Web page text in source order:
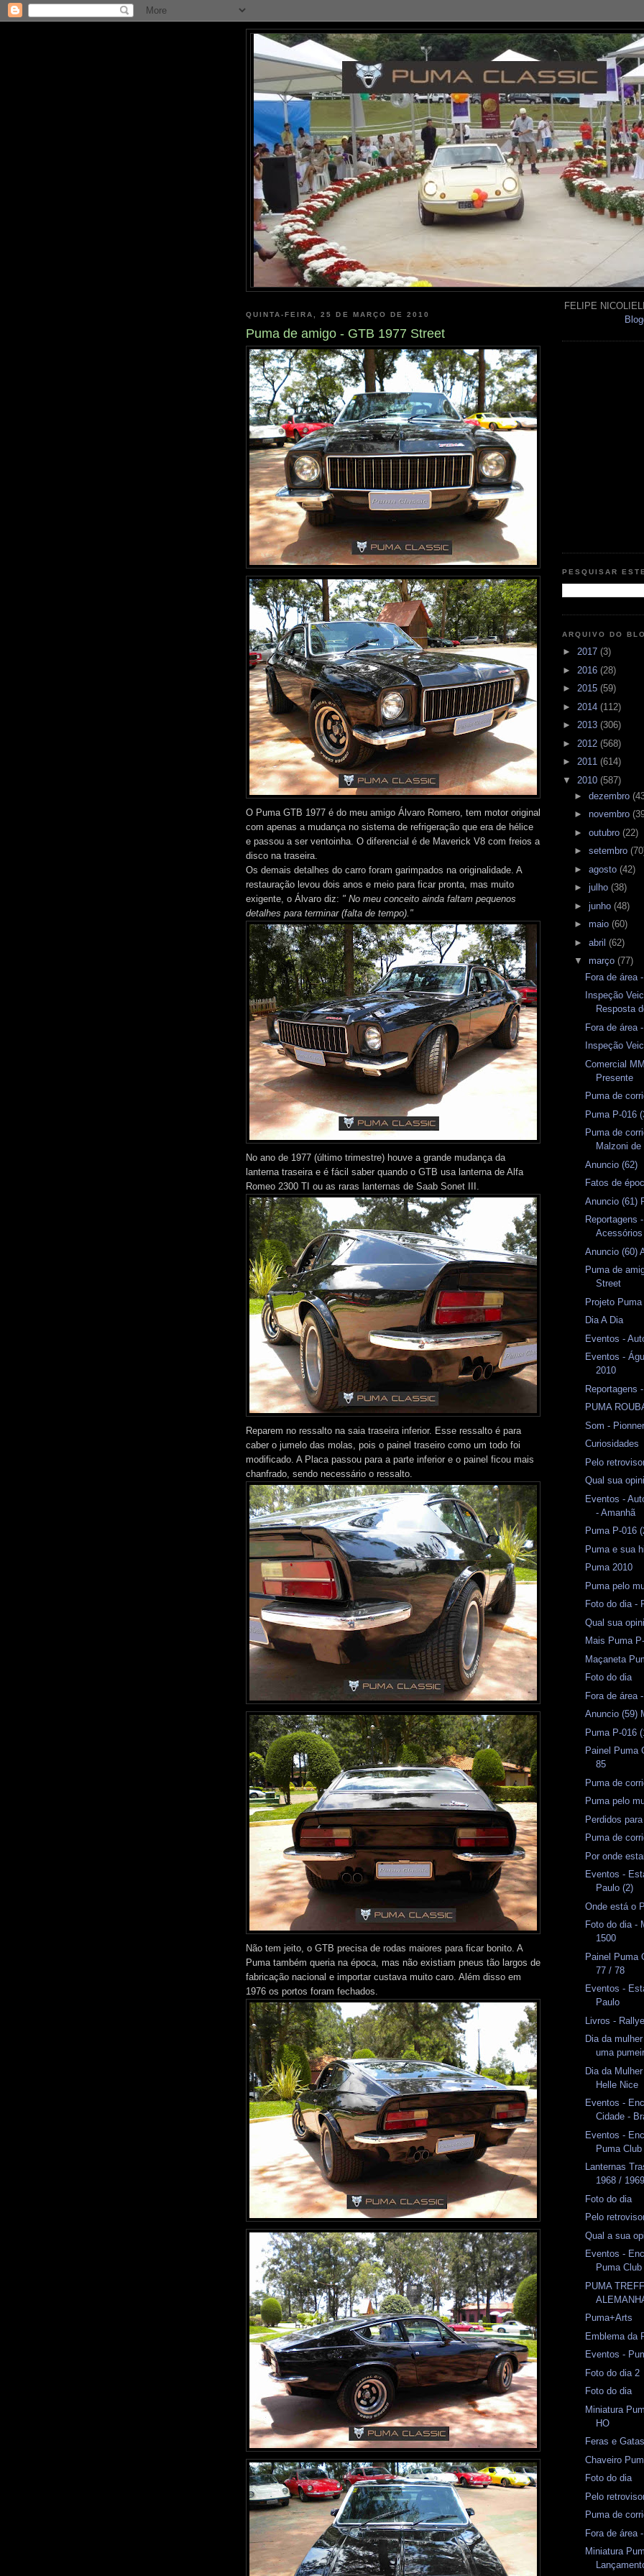
QUINTA-FEIRA, 25 DE MARÇO DE 2010
Puma de amigo - GTB 1977 Street
O Puma GTB 1977 é do meu amigo Álvaro Romero, tem motor original
com apenas a mudança no sistema de refrigeração que era de hélice
e passou a ser ventoinha. O diferencial é de Maverick V8 com freios a
disco na traseira.
Os demais detalhes do carro foram garimpados na originalidade. A
restauração levou dois anos e meio para ficar pronta, mas muito
exigente, o Álvaro diz: " No meu conceito ainda faltam pequenos
detalhes para terminar (falta de tempo)."
No ano de 1977 (último trimestre) houve a grande mudança da
lanterna traseira e é fácil saber quando o GTB usa lanterna de Alfa
Romeo 2300 TI ou as raras lanternas de Saab Sonet III.
Reparem no ressalto na saia traseira inferior. Esse ressalto é para
caber o jumelo das molas, pois o painel traseiro como um todo foi
modificado. A Placa passou para a parte inferior e o painel ficou mais
chanfrado, sendo necessário o ressalto.
Não tem jeito, o GTB precisa de rodas maiores para ficar bonito. A
Puma também queria na época, mas não existiam pneus tão largos de
fabricação nacional e importar custava muito caro. Além disso em
1976 os portos foram fechados.
FELIPE
PESQUISAR
ARQUIVO DO
► 2017 (3)
► 2016 (28)
► 2015 (59)
► 2014 (112)
► 2013 (306)
► 2012 (568)
► 2011 (614)
▼ 2010 (587)
► dezembro
► novembro
► outubro (22)
► setembro
► agosto (42)
► julho (38)
► junho (48)
► maio (60)
► abril (62)
▼ março (77)
Fora de área
Inspeção
Resposta
Fora de área
Inspeção
Comercial
Presente
Puma de
Puma P-016
Puma de
Malzoni de
Anuncio (62)
Fatos de
Anuncio (61)
Reportagens
Anuncio (60)
Puma de
Street
Projeto
Dia A Dia
Eventos -
Eventos -
2010
Reportagens
PUMA
Som -
Curiosidades
Pelo
Qual sua
Eventos -
- Amanhã
Puma P-016
Puma e sua
Puma 2010
Puma pelo
Foto do dia -
Qual sua
Mais Puma
Maçaneta
Foto do dia
Fora de área
Anuncio (59)
Puma P-016
Painel Puma
85
Puma de
Puma pelo
Perdidos
Puma de
Por onde
Eventos -
Paulo (2)
Onde está o
Foto do dia -
1500
Painel Puma
77 / 78
Eventos -
Paulo
Livros -
Dia da
uma
Dia da
Helle Nice
Eventos -
Cidade -
Eventos -
Puma Club
Lanternas
1968 / 1969
Foto do dia
Pelo
Qual a sua
Eventos -
Puma
PUMA
Puma+Arts
Emblema da
Eventos -
Foto do dia 2
Foto do dia
Miniatura
HO
Feras e Gatas
Chaveiro
Foto do dia
Pelo
Puma de
Fora de área
Miniatura